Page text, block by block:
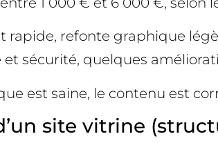
rapide, refonte graphique
sécurité, quelques
est saine, le contenu est
site vitrine